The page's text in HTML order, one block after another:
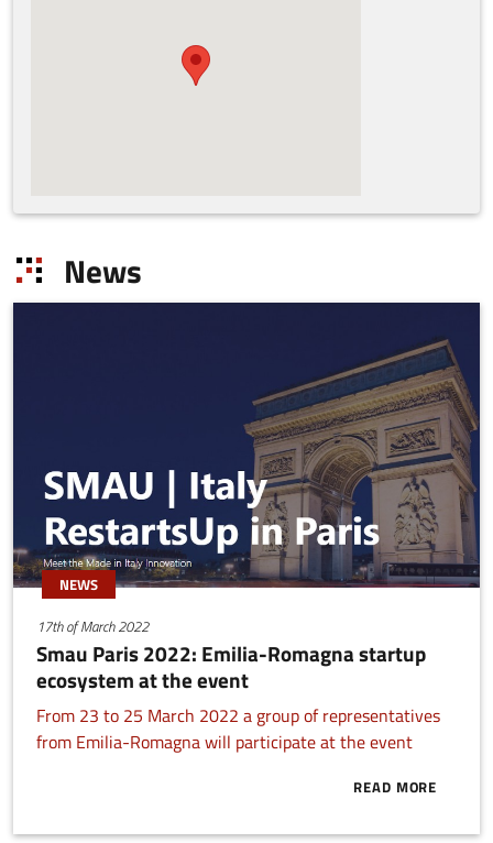
News
NEWS
17th of March 2022
Smau Paris 2022: Emilia-Romagna startup
ecosystem at the event
From 23 to 25 March 2022 a group of representatives
from Emilia-Romagna will participate at the event
READ MORE
ABOUT